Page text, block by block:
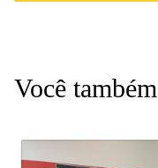
Você também